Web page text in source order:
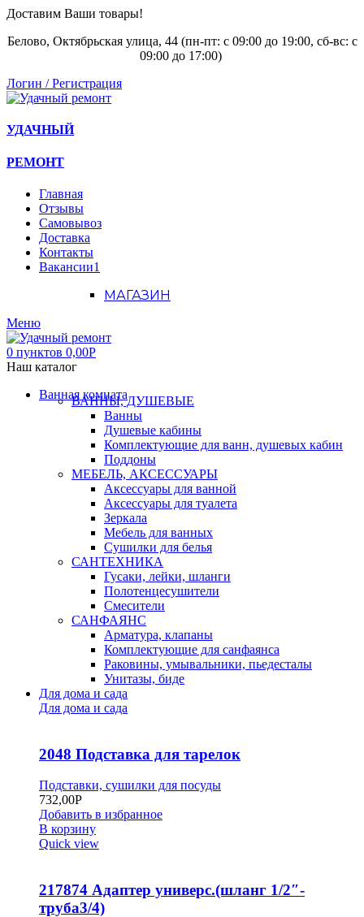
Доставим Ваши товары!
Белово, Октябрьская улица, 44 (пн-пт: с 09:00 до 19:00, сб-вс: с
09:00 до 17:00)
Логин / Регистрация
УДАЧНЫЙ
РЕМОНТ
Главная
Отзывы
Самовывоз
Доставка
Контакты
Вакансии1
МАГАЗИН
Меню
0 пунктов 0,00Р
Наш каталог
Ванная комната
ВАННЫ, ДУШЕВЫЕ
Ванны
Душевые кабины
Комплектующие для ванн, душевых кабин
Поддоны
МЕБЕЛЬ, АКСЕССУАРЫ
Аксессуары для ванной
Аксессуары для туалета
Зеркала
Мебель для ванных
Сушилки для белья
САНТЕХНИКА
Гусаки, лейки, шланги
Полотенцесушители
Смесители
САНФАЯНС
Арматура, клапаны
Комплектующие для санфаянса
Раковины, умывальники, пьедесталы
Унитазы, биде
Для дома и сада
Для дома и сада
2048 Подставка для тарелок
Подставки, сушилки для посуды
732,00Р
Добавить в избранное
В корзину
Quick view
217874 Адаптер универс.(шланг 1/2″-
труба3/4)